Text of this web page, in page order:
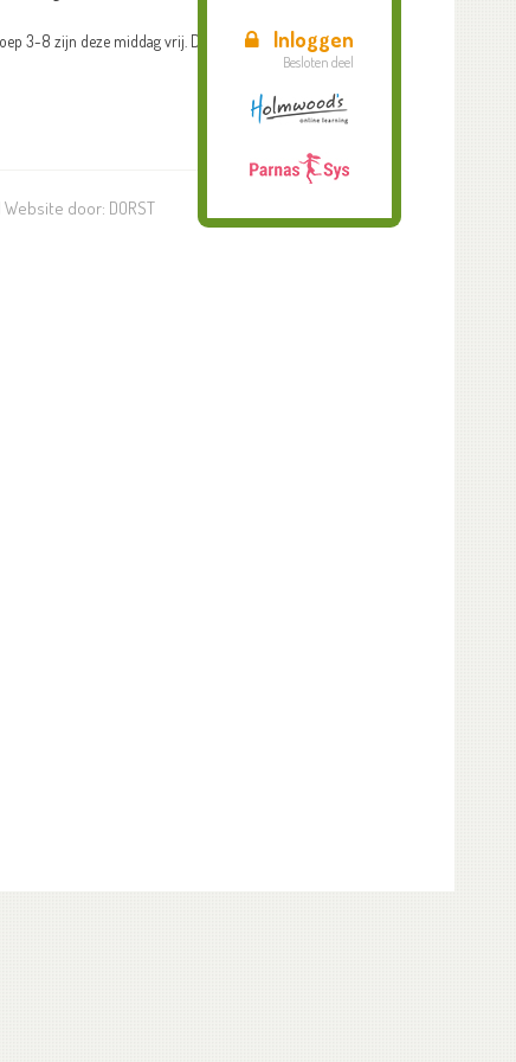
Inloggen
Besloten deel
3-8 zijn deze middag vrij. De kleutergroepen hebben
| Website door: DORST